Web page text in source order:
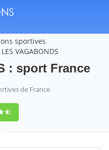
sportives
VAGABONDS
: sport France
de France